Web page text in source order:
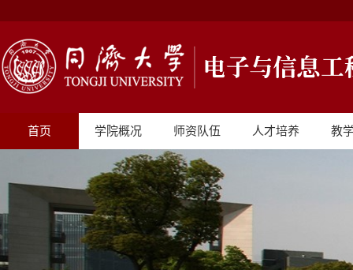
首页 学院概况 师资队伍 人才培养 教